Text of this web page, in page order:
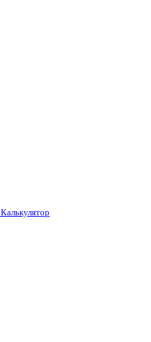
Калькулятор